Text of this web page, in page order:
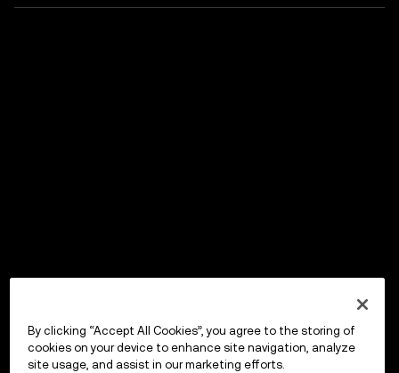
By clicking “Accept All Cookies”, you agree to the storing of
cookies on your device to enhance site navigation, analyze
site usage, and assist in our marketing efforts.